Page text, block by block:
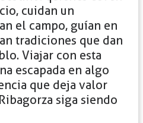
cuidan un
el campo, guían en
tradiciones que dan
Viajar con esta
escapada en algo
que deja valor
siga siendo